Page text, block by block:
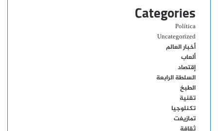
Categories
Política
Uncategorized
أخبار العالم
ألعاب
إقتصاد
السلطة الرابعة
الطبخ
تقنية
تكنلوجيا
تمازيغت